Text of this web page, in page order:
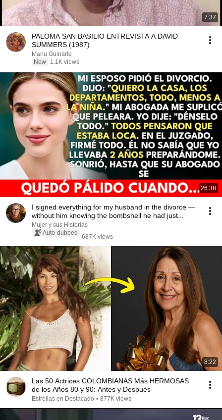
7:37
PALOMA SAN BASILIO ENTREVISTA A DAVID
SUMMERS (1987)
Manu Guinarte
New
1.1K views
26:38
I signed everything for my husband in the divorce —
without him knowing the bombshell he had just...
Mujer y sus Historias
Auto-dubbed
687K views
8:22
Las 50 Actrices COLOMBIANAS Más HERMOSAS
de los Años 80 y 90: Antes y Después
Estrellas en Destacado • 877K views